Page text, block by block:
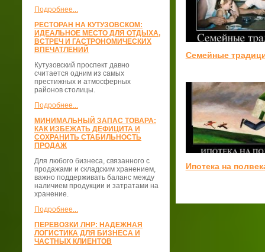
Подробнее...
РЕСТОРАН НА КУТУЗОВСКОМ:
ИДЕАЛЬНОЕ МЕСТО ДЛЯ ОТДЫХА,
ВСТРЕЧ И ГАСТРОНОМИЧЕСКИХ
ВПЕЧАТЛЕНИЙ
Кутузовский проспект давно
считается одним из самых
престижных и атмосферных
районов столицы.
Подробнее...
МИНИМАЛЬНЫЙ ЗАПАС ТОВАРА:
КАК ИЗБЕЖАТЬ ДЕФИЦИТА И
СОХРАНИТЬ СТАБИЛЬНОСТЬ
ПРОДАЖ
Для любого бизнеса, связанного с
продажами и складским хранением,
важно поддерживать баланс между
наличием продукции и затратами на
хранение.
Подробнее...
ПЕРЕВОЗКИ ЛНР: НАДЕЖНАЯ
ЛОГИСТИКА ДЛЯ БИЗНЕСА И
ЧАСТНЫХ КЛИЕНТОВ
Семейные
Ипотека на